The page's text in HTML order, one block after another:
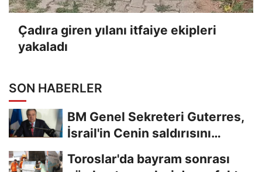
Çadıra giren yılanı itfaiye ekipleri
yakaladı
SON HABERLER
BM Genel Sekreteri Guterres,
İsrail'in Cenin saldırısını
Toroslar'da bayram sonrası